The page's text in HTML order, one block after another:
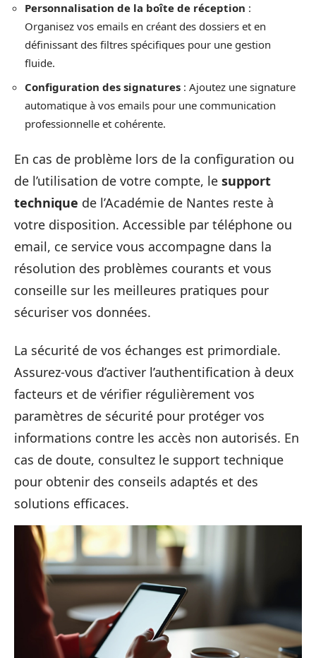
Personnalisation de la boîte de réception :
Organisez vos emails en créant des dossiers et en
définissant des filtres spécifiques pour une gestion
fluide.
Configuration des signatures : Ajoutez une signature
automatique à vos emails pour une communication
professionnelle et cohérente.
En cas de problème lors de la configuration ou
de l’utilisation de votre compte, le support
technique de l’Académie de Nantes reste à
votre disposition. Accessible par téléphone ou
email, ce service vous accompagne dans la
résolution des problèmes courants et vous
conseille sur les meilleures pratiques pour
sécuriser vos données.
La sécurité de vos échanges est primordiale.
Assurez-vous d’activer l’authentification à deux
facteurs et de vérifier régulièrement vos
paramètres de sécurité pour protéger vos
informations contre les accès non autorisés. En
cas de doute, consultez le support technique
pour obtenir des conseils adaptés et des
solutions efficaces.